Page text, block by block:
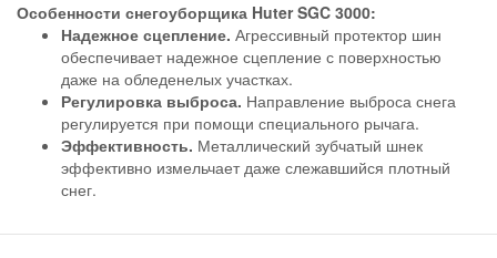
Особенности снегоуборщика Huter SGC 3000:
Надежное сцепление. Агрессивный протектор шин
обеспечивает надежное сцепление с поверхностью
даже на обледенелых участках.
Регулировка выброса. Направление выброса снега
регулируется при помощи специального рычага.
Эффективность. Металлический зубчатый шнек
эффективно измельчает даже слежавшийся плотный
снег.